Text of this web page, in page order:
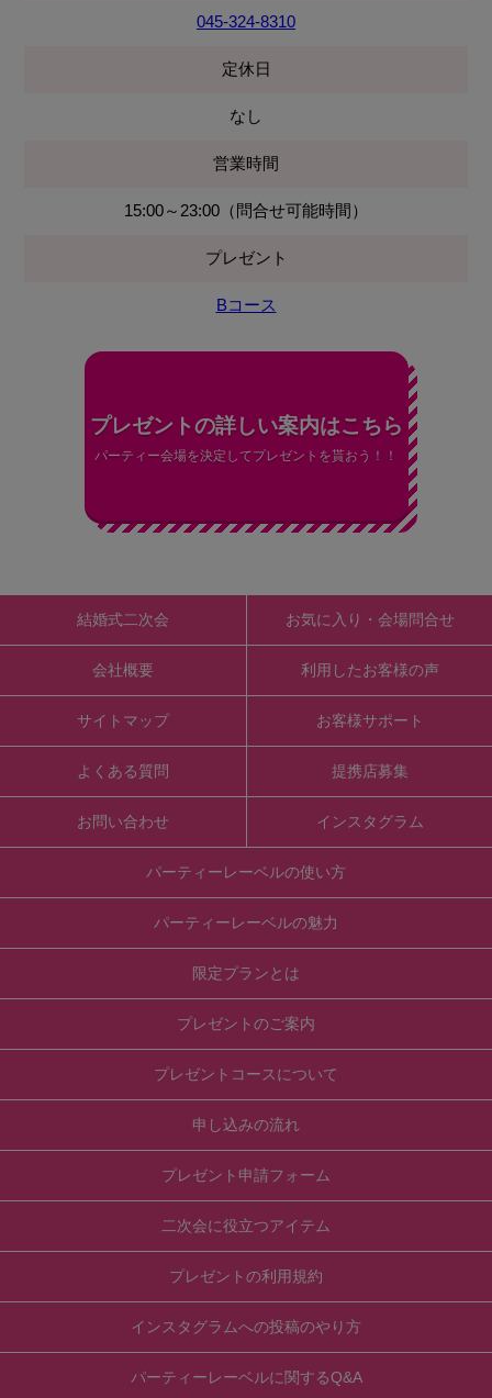
045-324-8310
定休日
なし
営業時間
15:00～23:00（問合せ可能時間）
プレゼント
Bコース
プレゼントの詳しい案内はこちら
パーティー会場を決定してプレゼントを貰おう！！
結婚式二次会
会社概要
サイトマップ
よくある質問
お問い合わせ
お気に入り・会場問合せ
利用したお客様の声
お客様サポート
提携店募集
インスタグラム
パーティーレーベルの使い方
パーティーレーベルの魅力
限定プランとは
プレゼントのご案内
プレゼントコースについて
申し込みの流れ
プレゼント申請フォーム
二次会に役立つアイテム
プレゼントの利用規約
インスタグラムへの投稿のやり方
パーティーレーベルに関するQ&A